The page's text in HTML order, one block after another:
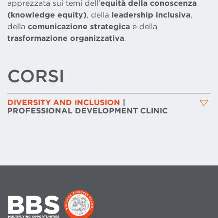
apprezzata sui temi dell’equità della conoscenza
(knowledge equity), della leadership inclusiva,
della comunicazione strategica e della
trasformazione organizzativa.
CORSI
DIVERSITY AND INCLUSION |
PROFESSIONAL DEVELOPMENT CLINIC